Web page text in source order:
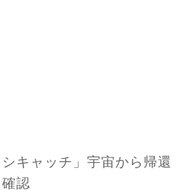
キャッチ」宇宙から帰還
認